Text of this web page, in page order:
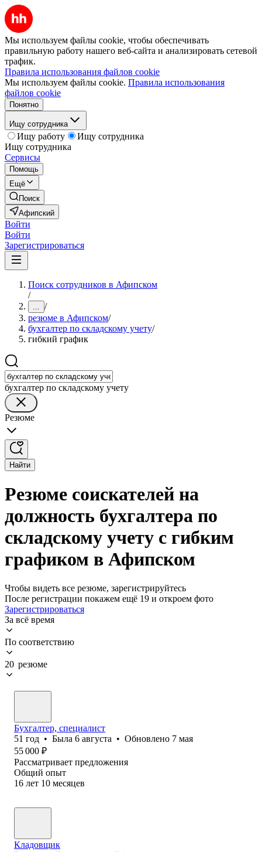
Мы используем файлы cookie, чтобы обеспечивать
правильную работу нашего веб-сайта и анализировать сетевой
трафик.
Правила использования файлов cookie
Мы используем файлы cookie. Правила использования
файлов cookie
Понятно
Ищу сотрудника
Ищу работу
Ищу сотрудника
Ищу сотрудника
Сервисы
Помощь
Ещё
Поиск
Афипский
Войти
Войти
Зарегистрироваться
Поиск сотрудников в Афипском
/
... /
резюме в Афипском/
бухгалтер по складскому учету/
гибкий график
бухгалтер по складскому учету
Резюме
Найти
Резюме соискателей на
должность бухгалтера по
складскому учету с гибким
графиком в Афипском
Чтобы видеть все резюме, зарегистрируйтесь
После регистрации покажем ещё 19 и откроем фото
Зарегистрироваться
За всё время
По соответствию
20 резюме
Бухгалтер, специалист
51 год • Была 6 августа • Обновлено 7 мая
55 000 ₽
Рассматривает предложения
Общий опыт
16 лет 10 месяцев
Кладовщик